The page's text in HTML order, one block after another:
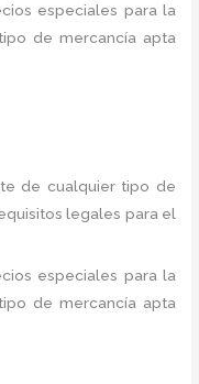
especiales para la
de mercancía apta
de cualquier tipo de
legales para el
especiales para la
de mercancía apta